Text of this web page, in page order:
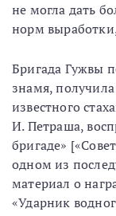
не могла дать
норм
Бригада Гужвы
знамя,
известного
И. Петраша,
бригаде»
одном из
материал о
«Ударник